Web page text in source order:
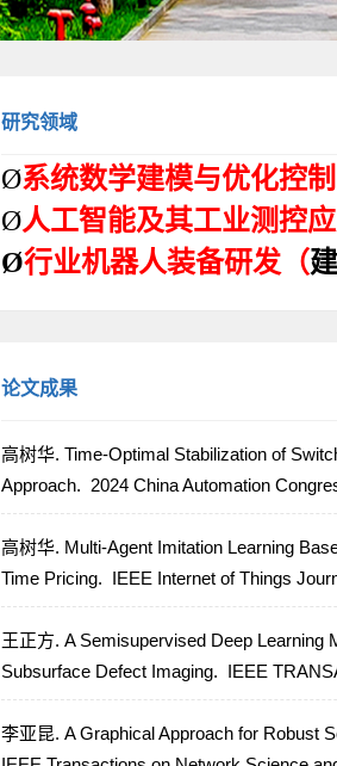
研究领域
Ø系统数学建模与优化控制
Ø人工智能及其工业测控
Ø行业机器人装备研发（
论文成果
高树华. Time-Optimal Stabilization of
Approach. 2024 China Automation
高树华. Multi-Agent Imitation Learning
Time Pricing. IEEE Internet of Things
王正方. A Semisupervised Deep Learning
Subsurface Defect Imaging. IEEE
李亚昆. A Graphical Approach for Robust